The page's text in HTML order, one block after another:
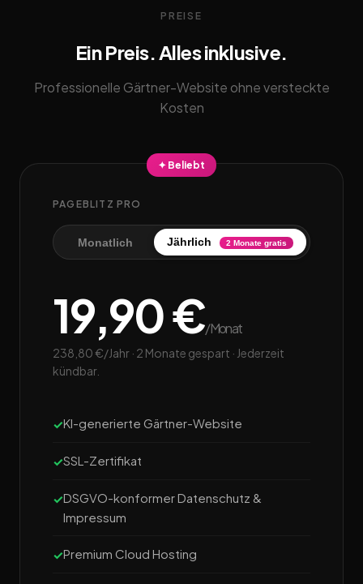
PREISE
Ein Preis. Alles inklusive.
Professionelle Gärtner-Website ohne versteckte
Kosten
✦ Beliebt
PAGEBLITZ PRO
Monatlich Jährlich 2 Monate gratis
19,90 €/Monat
238,80 €/Jahr · 2 Monate gespart · Jederzeit
kündbar.
KI-generierte Gärtner-Website
SSL-Zertifikat
DSGVO-konformer Datenschutz &
Impressum
Premium Cloud Hosting